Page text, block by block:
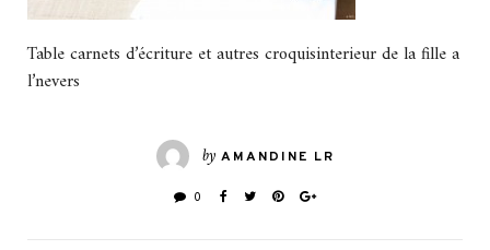
Table carnets d’écriture et autres croquisinterieur de la fille a
l’nevers
by AMANDINE LR
0